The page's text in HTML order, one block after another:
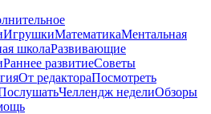
ИгрушкиМатематикаМентальная
школаРазвивающие
Раннее развитиеСоветы
От редактораПосмотреть
Челлендж неделиОбзоры